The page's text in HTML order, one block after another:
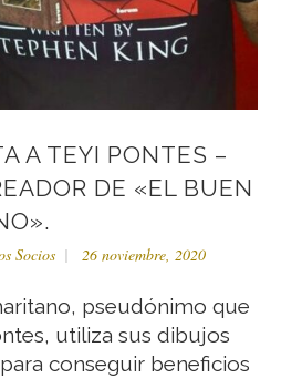
A TEYI PONTES –
DE «EL BUEN
Socios 26 noviembre, 2020
pseudónimo que
utiliza sus dibujos
conseguir beneficios